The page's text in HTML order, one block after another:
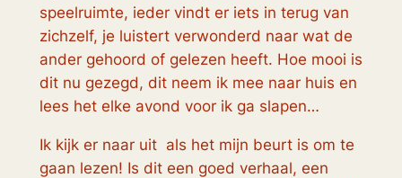
speelruimte, ieder vindt er iets in terug van
zichzelf, je luistert verwonderd naar wat de
ander gehoord of gelezen heeft. Hoe mooi is
dit nu gezegd, dit neem ik mee naar huis en
lees het elke avond voor ik ga slapen…
Ik kijk er naar uit als het mijn beurt is om te
gaan lezen! Is dit een goed verhaal, een